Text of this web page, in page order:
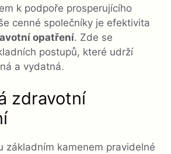
k podpoře prosperujícího
cenné společníky je efektivita
opatření. Zde se
postupů, které udrží
a vydatná.
zdravotní
základním kamenem pravidelné